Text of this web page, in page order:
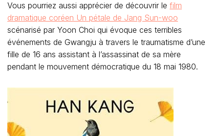
Vous pourriez aussi apprécier de découvrir le film
dramatique coréen Un pétale de Jang Sun-woo
scénarisé par Yoon Choi qui évoque ces terribles
événements de Gwangju à travers le traumatisme d’une
fille de 16 ans assistant à l’assassinat de sa mère
pendant le mouvement démocratique du 18 mai 1980.